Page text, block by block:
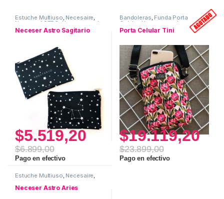
Estuche Multiuso, Necesaire,
Neceser ASTRO Uso personal
Neceser Astro Sagitario
$5.519,20
$6.899,00
Pago en efectivo
Bandoleras, Funda Porta
Celular Uso personal
Porta Celular Tini
$19.119,20
$23.899,00
Pago en efectivo
Estuche Multiuso, Necesaire,
Uso personal
Neceser Astro Aries